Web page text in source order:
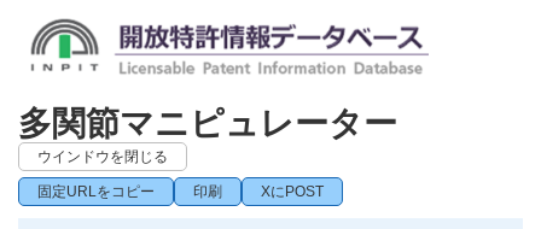
多関節マニピュレーター
ウインドウを閉じる
固定URLをコピー 印刷 XにPOST